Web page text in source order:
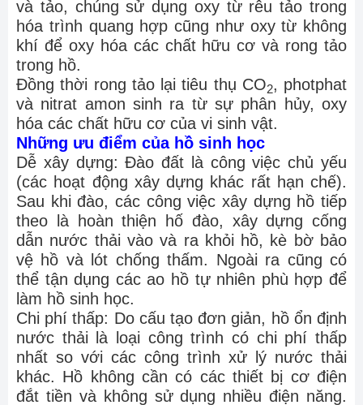
và tảo, chúng sử dụng oxy từ rêu tảo trong
hóa trình quang hợp cũng như oxy từ không
khí để oxy hóa các chất hữu cơ và rong tảo
trong hồ.
Đồng thời rong tảo lại tiêu thụ CO2, photphat
và nitrat amon sinh ra từ sự phân hủy, oxy
hóa các chất hữu cơ của vi sinh vật.
Những ưu điểm của hồ sinh học
Dễ xây dựng: Đào đất là công việc chủ yếu
(các hoạt động xây dựng khác rất hạn chế).
Sau khi đào, các công việc xây dựng hồ tiếp
theo là hoàn thiện hố đào, xây dựng cống
dẫn nước thải vào và ra khỏi hồ, kè bờ bảo
vệ hồ và lót chống thấm. Ngoài ra cũng có
thể tận dụng các ao hồ tự nhiên phù hợp để
làm hồ sinh học.
Chi phí thấp: Do cấu tạo đơn giản, hồ ổn định
nước thải là loại công trình có chi phí thấp
nhất so với các công trình xử lý nước thải
khác. Hồ không cần có các thiết bị cơ điện
đắt tiền và không sử dụng nhiều điện năng.